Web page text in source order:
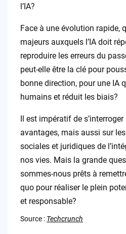
l’IA?
Face à une évolution rapide,
majeurs auxquels l’IA doit
reproduire les erreurs du
peut-elle être la clé pour
bonne direction, pour une IA
humains et réduit les biais?
Il est impératif de
avantages, mais aussi sur
sociales et juridiques de
nos vies. Mais la grande
sommes-nous prêts à
quo pour réaliser le plein
et responsable?
Source : Techcrunch